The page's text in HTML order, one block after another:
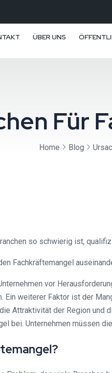
ÜBER UNS
Für
Home Blog
so schwierig ist,
Fachkräftemangel
vor
weiterer Faktor ist der
Attraktivität der Region
bei. Unternehmen müssen